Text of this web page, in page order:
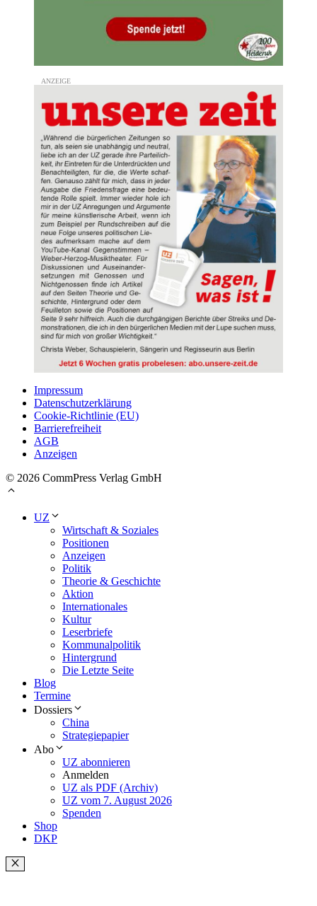
Impressum
Datenschutzerklärung
Cookie-Richtlinie (EU)
Barrierefreiheit
AGB
Anzeigen
© 2026 CommPress Verlag GmbH
UZ
Wirtschaft & Soziales
Positionen
Anzeigen
Politik
Theorie & Geschichte
Aktion
Internationales
Kultur
Leserbriefe
Kommunalpolitik
Hintergrund
Die Letzte Seite
Blog
Termine
Dossiers
China
Strategiepapier
Abo
UZ abonnieren
Anmelden
UZ als PDF (Archiv)
UZ vom 7. August 2026
Spenden
Shop
DKP
Schließen